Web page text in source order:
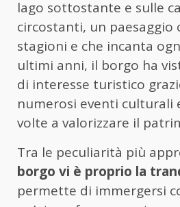
lago sottostante e sulle
circostanti, un paesaggio
stagioni e che incanta
ultimi anni, il borgo ha
di interesse turistico
numerosi eventi culturali
volte a valorizzare il
Tra le peculiarità più
borgo vi è proprio la
permette di immergersi